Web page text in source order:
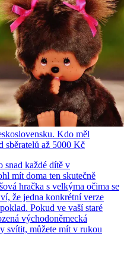
Kdo měl
sběratelů až 5000 Kč
snad každé dítě v
mít doma ten skutečně
hračka s velkýma očima se
že jedna konkrétní verze
Pokud ve vaší staré
východoněmecká
svítit, můžete mít v rukou